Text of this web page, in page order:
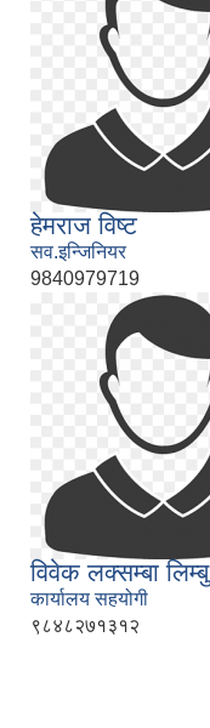
हेमराज विष्ट
सव.इन्जिनियर
9840979719
विवेक लक्सम्बा लिम्बु
कार्यालय सहयोगी
९८४८२७१३१२